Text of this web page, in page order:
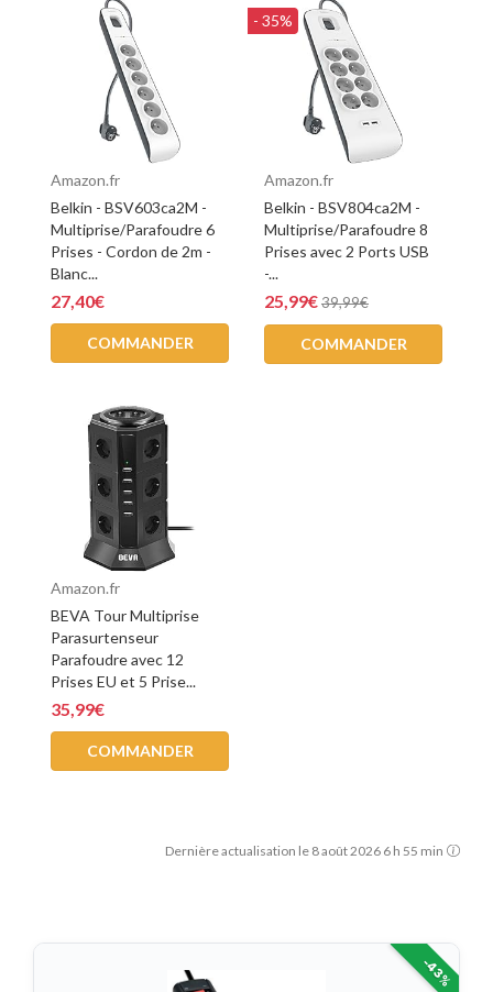
Amazon.fr
Belkin - BSV603ca2M -
Multiprise/Parafoudre 6
Prises - Cordon de 2m -
Blanc...
27,40€
COMMANDER
- 35%
Amazon.fr
Belkin - BSV804ca2M -
Multiprise/Parafoudre 8
Prises avec 2 Ports USB
-...
25,99€39,99€
COMMANDER
Amazon.fr
BEVA Tour Multiprise
Parasurtenseur
Parafoudre avec 12
Prises EU et 5 Prise...
35,99€
COMMANDER
Dernière actualisation le 8 août 2026 6 h 55 min
-43%